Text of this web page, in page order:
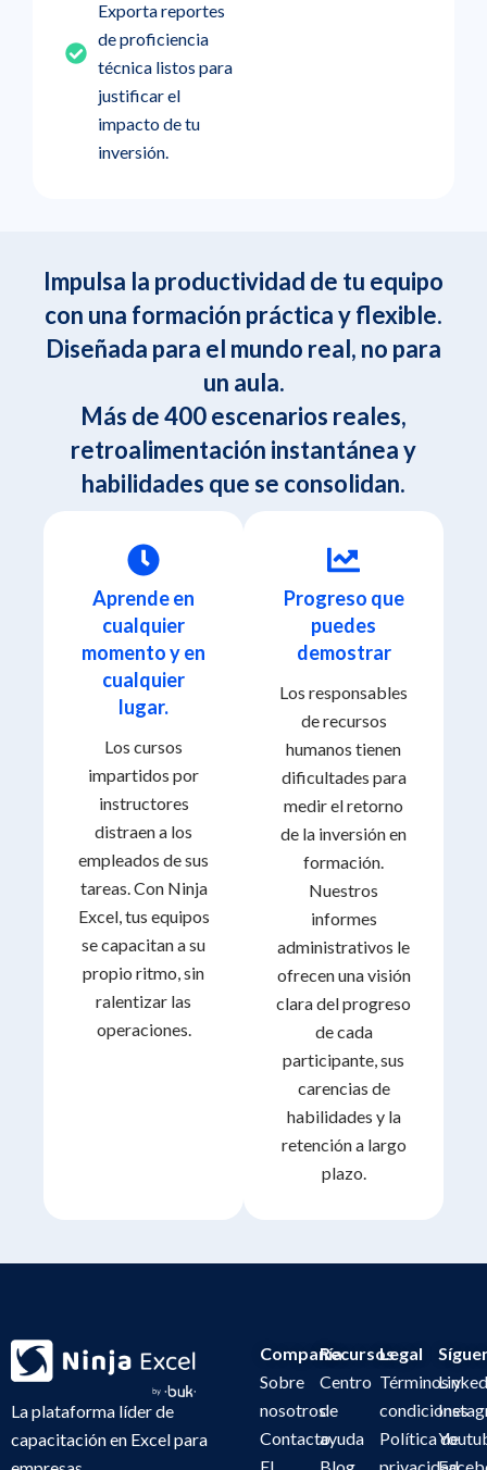
Exporta reportes
de proficiencia
técnica listos para
justificar el
impacto de tu
inversión.
Impulsa la productividad de tu equipo
con una formación práctica y flexible.
Diseñada para el mundo real, no para
un aula.
Más de 400 escenarios reales,
retroalimentación instantánea y
habilidades que se consolidan.
Aprende en
cualquier
momento y en
cualquier
lugar.
Los cursos
impartidos por
instructores
distraen a los
empleados de sus
tareas. Con Ninja
Excel, tus equipos
se capacitan a su
propio ritmo, sin
ralentizar las
operaciones.
Progreso que
puedes
demostrar
Los responsables
de recursos
humanos tienen
dificultades para
medir el retorno
de la inversión en
formación.
Nuestros
informes
administrativos le
ofrecen una visión
clara del progreso
de cada
participante, sus
carencias de
habilidades y la
retención a largo
plazo.
La plataforma líder de
capacitación en Excel para
Compañía
Sobre
nosotros
Contacto
Recursos
Centro
de
ayuda
Legal
Términos y
condiciones
Política de